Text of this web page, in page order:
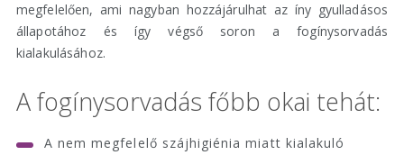
megfelelően, ami nagyban hozzájárulhat az íny gyulladásos
állapotához és így végső soron a fogínysorvadás
kialakulásához.
A fogínysorvadás főbb okai tehát:
A nem megfelelő szájhigiénia miatt kialakuló